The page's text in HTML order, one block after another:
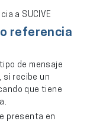
referencia
de mensaje
si recibe un
que tiene
presenta en